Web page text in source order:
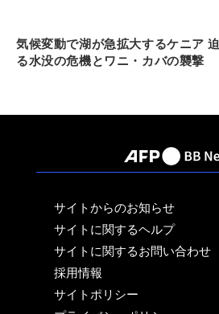
気候変動で湖が急拡大するケニア 迫
る水没の危機とワニ・カバの襲撃
サイトからのお知らせ
サイトに関するヘルプ
サイトに関するお問い合わせ
採用情報
サイトポリシー